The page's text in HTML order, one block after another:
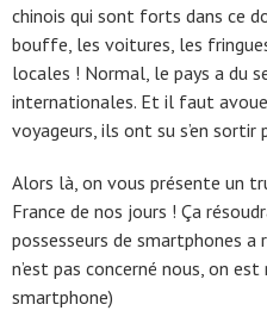
chinois qui sont forts dans ce
bouffe, les voitures, les
locales ! Normal, le pays a du
internationales. Et il faut
voyageurs, ils ont su s’en sortir
Alors là, on vous présente un
France de nos jours ! Ça
possesseurs de smartphones a
n’est pas concerné nous, on est
smartphone)